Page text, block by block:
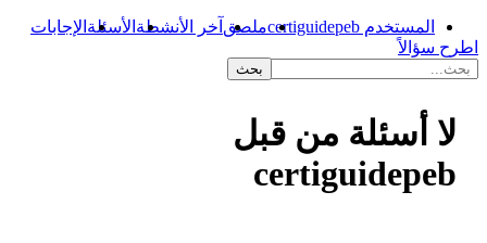
المستخدم certiguidepeb ملصق آخر الأنشطة الأسئلة الإجابات
اطرح سؤالاً
لا أسئلة من قبل
certiguidepeb